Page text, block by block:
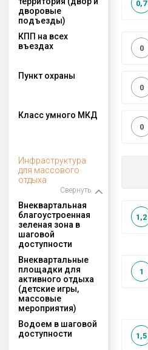
дворовые
подъезды)
0,7
КПП на всех
въездах
0
Пункт охраны
0
Класс умного МКД
0
Инфраструктура
для массового
отдыха
Свернуть
Внеквартальная
благоустроенная
зеленая зона в
шаговой
доступности
1,2
Внеквартальные
площадки для
активного отдыха
(детские игры,
массовые
мероприятия)
1
Водоем в шаговой
доступности
1,5